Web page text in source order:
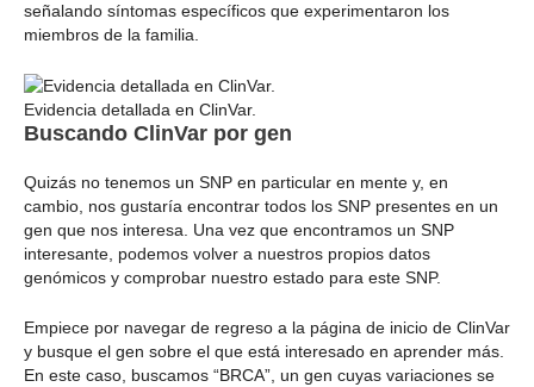
señalando síntomas específicos que experimentaron los
miembros de la familia.
Evidencia detallada en ClinVar.
Buscando ClinVar por gen
Quizás no tenemos un SNP en particular en mente y, en
cambio, nos gustaría encontrar todos los SNP presentes en un
gen que nos interesa. Una vez que encontramos un SNP
interesante, podemos volver a nuestros propios datos
genómicos y comprobar nuestro estado para este SNP.
Empiece por navegar de regreso a la página de inicio de ClinVar
y busque el gen sobre el que está interesado en aprender más.
En este caso, buscamos “BRCA”, un gen cuyas variaciones se